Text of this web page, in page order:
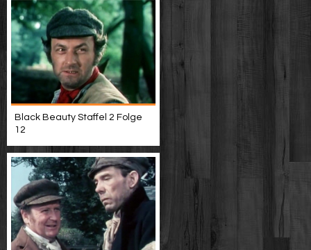
Black Beauty Staffel 2 Folge
12